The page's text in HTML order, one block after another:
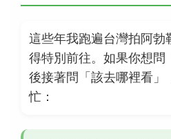
這些年我跑遍台灣拍阿勃
得特別前往。如果你想問
後接著問「該去哪裡看」
忙：